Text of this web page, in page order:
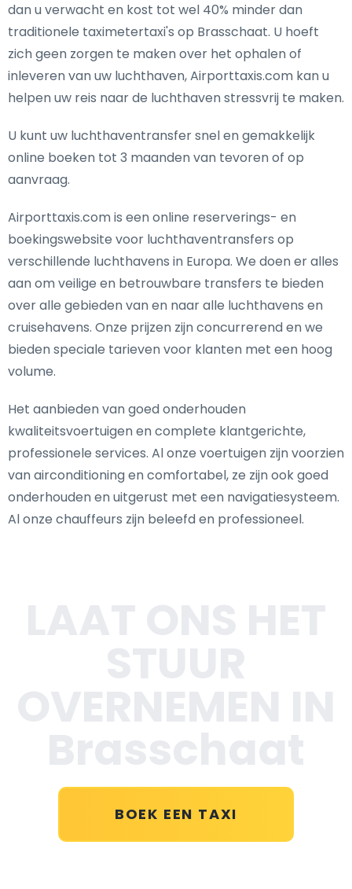
dan u verwacht en kost tot wel 40% minder dan
traditionele taximetertaxi's op Brasschaat. U hoeft
zich geen zorgen te maken over het ophalen of
inleveren van uw luchthaven, Airporttaxis.com kan u
helpen uw reis naar de luchthaven stressvrij te maken.
U kunt uw luchthaventransfer snel en gemakkelijk
online boeken tot 3 maanden van tevoren of op
aanvraag.
Airporttaxis.com is een online reserverings- en
boekingswebsite voor luchthaventransfers op
verschillende luchthavens in Europa. We doen er alles
aan om veilige en betrouwbare transfers te bieden
over alle gebieden van en naar alle luchthavens en
cruisehavens. Onze prijzen zijn concurrerend en we
bieden speciale tarieven voor klanten met een hoog
volume.
Het aanbieden van goed onderhouden
kwaliteitsvoertuigen en complete klantgerichte,
professionele services. Al onze voertuigen zijn voorzien
van airconditioning en comfortabel, ze zijn ook goed
onderhouden en uitgerust met een navigatiesysteem.
Al onze chauffeurs zijn beleefd en professioneel.
BOEK EEN TAXI